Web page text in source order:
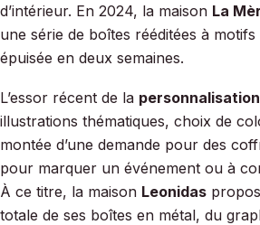
d’intérieur. En 2024, la maison La
une série de boîtes rééditées à
épuisée en deux semaines.
L’essor récent de la personnalisation
illustrations thématiques, choix de
montée d’une demande pour des
pour marquer un événement ou à
À ce titre, la maison Leonidas
totale de ses boîtes en métal, du